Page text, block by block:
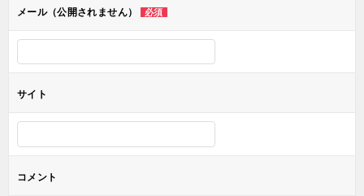
ン
メール（公開されません） 必須
サイト
コメント